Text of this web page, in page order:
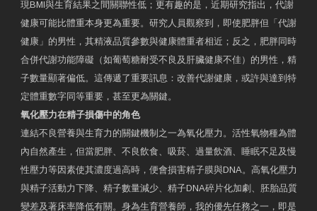
現BMI與生育結果之間關聯性低；更有趣的是，近期研究指出，代謝
健康可能比體重本身更為重要。研究人員觀察到，即使肥胖但「代謝
健康」的男性，其精液品質參數與健康體重者相近；反之，肥胖同時
合併代謝功能障礙（如葡萄糖耐受不良及肝臟健康不佳）的男性，精
子數量顯著偏低。這傳遞了重要訊息：改善代謝健康，或許與達到特
定體重數字同等重要，甚至更為關鍵。
氧化壓力在精子損傷中的角色
連結不良營養與生育力的關鍵機制之一為氧化壓力。活性氧物種為體
內自然產生，但當肥胖、不良飲食、吸菸、過量飲酒、睡眠不足及慢
性壓力等因素使其濃度過高時，便會損害精子膜與DNA。高氧化壓力
與精子活動力下降、精子數量減少、精子DNA碎片化加劇、胚胎品質
變差及著床率降低有關。身為生育營養師，我的優先任務之一，即是